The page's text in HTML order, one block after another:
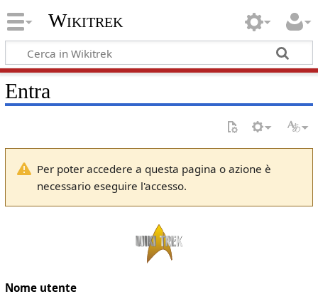
Wikitrek
Entra
Per poter accedere a questa pagina o azione è
necessario eseguire l'accesso.
Nome utente